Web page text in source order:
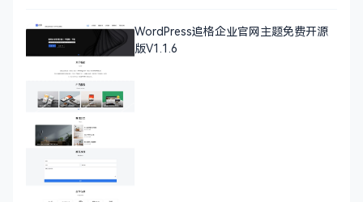
WordPress追格企业官网主题免费开源
版V1.1.6